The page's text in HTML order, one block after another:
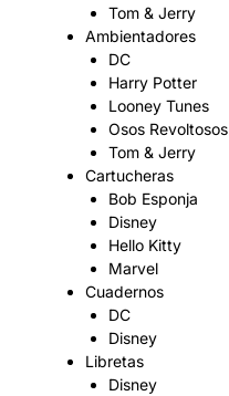
Tom & Jerry
Ambientadores
DC
Harry Potter
Looney Tunes
Osos Revoltosos
Tom & Jerry
Cartucheras
Bob Esponja
Disney
Hello Kitty
Marvel
Cuadernos
DC
Disney
Libretas
Disney